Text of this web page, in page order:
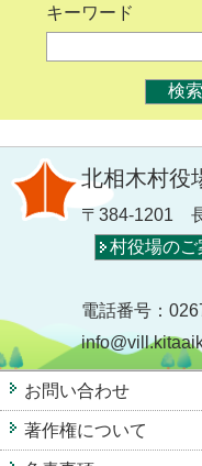
キーワード
北相木村役
〒384-1201
村役場のご
電話番号：
お問い合わせ
著作権について